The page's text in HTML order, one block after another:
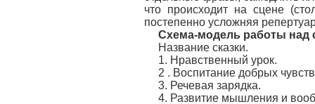
что происходит на сцене
постепенно усложняя
Схема-модель работы над
Название сказки.
1. Нравственный урок.
2 . Воспитание добрых
3. Речевая зарядка.
4. Развитие мышления и